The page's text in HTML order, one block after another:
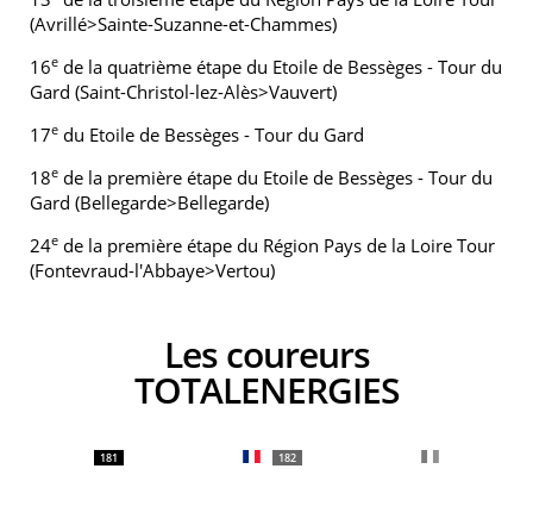
(Avrillé>Sainte-Suzanne-et-Chammes)
16e de la quatrième étape du Etoile de Bessèges - Tour du
Gard (Saint-Christol-lez-Alès>Vauvert)
17e du Etoile de Bessèges - Tour du Gard
18e de la première étape du Etoile de Bessèges - Tour du
Gard (Bellegarde>Bellegarde)
24e de la première étape du Région Pays de la Loire Tour
(Fontevraud-l'Abbaye>Vertou)
Les coureurs
TOTALENERGIES
181 182